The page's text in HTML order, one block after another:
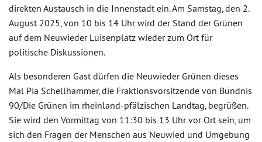
direkten Austausch in die Innenstadt ein. Am Samstag, den 2.
August 2025, von 10 bis 14 Uhr wird der Stand der Grünen
auf dem Neuwieder Luisenplatz wieder zum Ort für
politische Diskussionen.
Als besonderen Gast dürfen die Neuwieder Grünen dieses
Mal Pia Schellhammer, die Fraktionsvorsitzende von Bündnis
90/Die Grünen im rheinland-pfälzischen Landtag, begrüßen.
Sie wird den Vormittag von 11:30 bis 13 Uhr vor Ort sein, um
sich den Fragen der Menschen aus Neuwied und Umgebung